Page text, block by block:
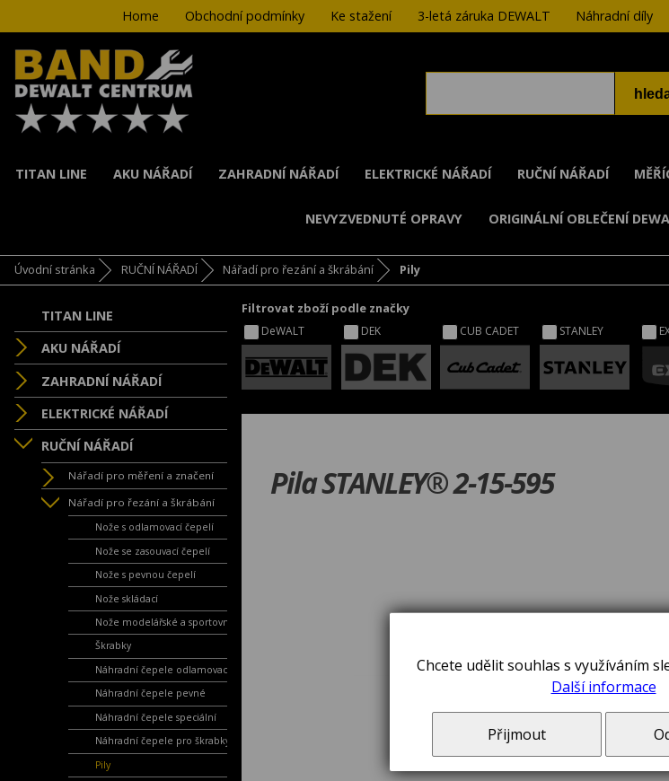
Home Obchodní podmínky Ke stažení 3-letá záruka DEWALT Náhradní díly
TITAN LINE AKU NÁŘADÍ ZAHRADNÍ NÁŘADÍ ELEKTRICKÉ NÁŘADÍ RUČNÍ NÁŘADÍ
NEVYZVEDNUTÉ OPRAVY ORIGINÁLNÍ OBLEČENÍ
Úvodní stránka RUČNÍ NÁŘADÍ Nářadí pro řezání a škrábání Pily
TITAN LINE
AKU NÁŘADÍ
ZAHRADNÍ NÁŘADÍ
ELEKTRICKÉ NÁŘADÍ
RUČNÍ NÁŘADÍ
Nářadí pro měření a značení
Nářadí pro řezání a škrábání
Nože s odlamovací čepelí
Nože se zasouvací čepelí
Nože s pevnou čepelí
Nože skládací
Nože modelářské a sportovní
Škrabky
Náhradní čepele odlamovací
Náhradní čepele pevné
Náhradní čepele speciální
Náhradní čepele pro škrabky
Pily
Filtrovat zboží podle značky
DeWALT DEK CUB CADET STANLEY
Pila STANLEY® 2-15-595
Chcete udělit souhlas s využíváním
Další informace
Přijmout